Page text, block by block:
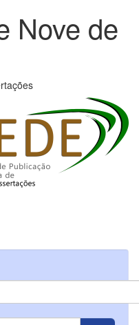
Nove de